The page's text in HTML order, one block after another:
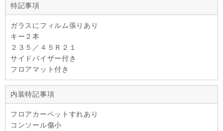
特記事項
ガラスにフィルム張りあり
キー２本
２３５／４５Ｒ２１
サイドバイザー付き
フロアマット付き
内装特記事項
フロアカーペットすれあり
コンソール傷小